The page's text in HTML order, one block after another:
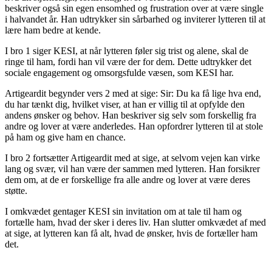
beskriver også sin egen ensomhed og frustration over at være single
i halvandet år. Han udtrykker sin sårbarhed og inviterer lytteren til at
lære ham bedre at kende.
I bro 1 siger KESI, at når lytteren føler sig trist og alene, skal de
ringe til ham, fordi han vil være der for dem. Dette udtrykker det
sociale engagement og omsorgsfulde væsen, som KESI har.
Artigeardit begynder vers 2 med at sige: Sir: Du ka få lige hva end,
du har tænkt dig, hvilket viser, at han er villig til at opfylde den
andens ønsker og behov. Han beskriver sig selv som forskellig fra
andre og lover at være anderledes. Han opfordrer lytteren til at stole
på ham og give ham en chance.
I bro 2 fortsætter Artigeardit med at sige, at selvom vejen kan virke
lang og svær, vil han være der sammen med lytteren. Han forsikrer
dem om, at de er forskellige fra alle andre og lover at være deres
støtte.
I omkvædet gentager KESI sin invitation om at tale til ham og
fortælle ham, hvad der sker i deres liv. Han slutter omkvædet af med
at sige, at lytteren kan få alt, hvad de ønsker, hvis de fortæller ham
det.